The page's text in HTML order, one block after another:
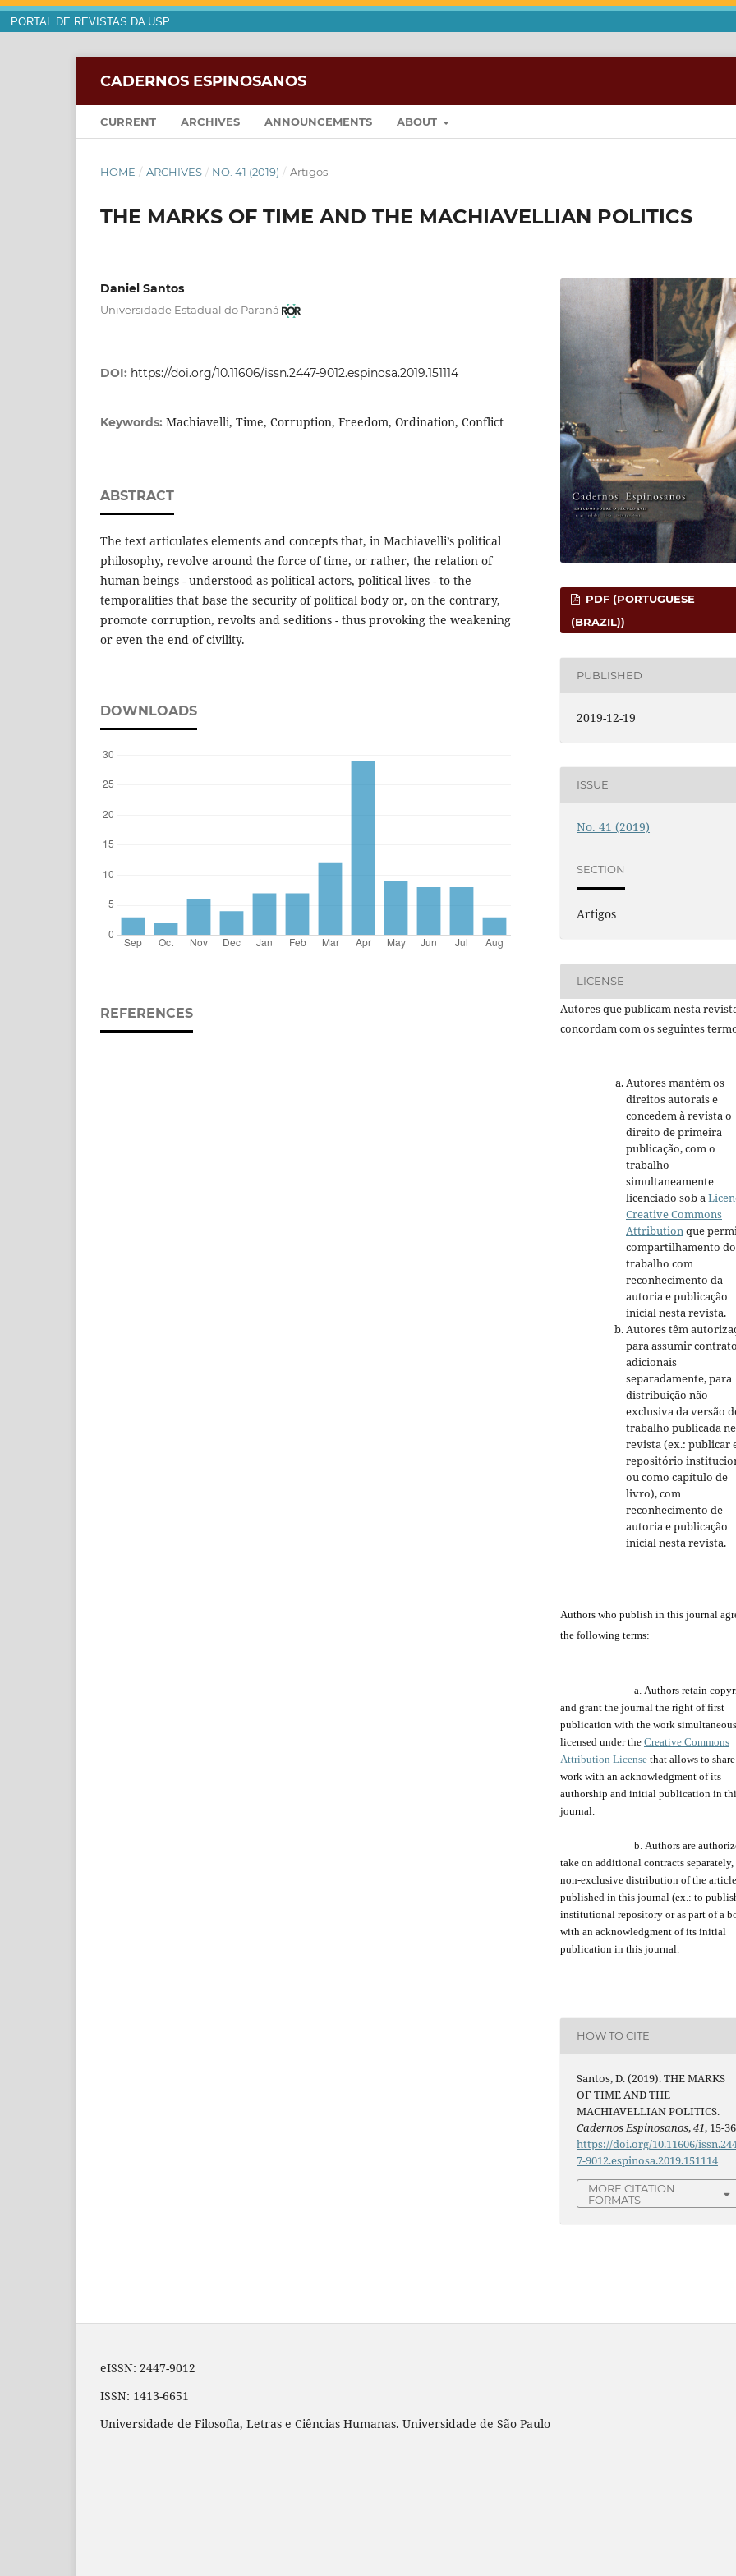
PORTAL DE REVISTAS DA USP
CADERNOS ESPINOSANOS
CURRENT ARCHIVES ANNOUNCEMENTS ABOUT
HOME / ARCHIVES / NO. 41 (2019) / Artigos
THE MARKS OF TIME AND THE MACHIAVELLIAN POLITICS
Daniel Santos
Universidade Estadual do Paraná
DOI: https://doi.org/10.11606/issn.2447-9012.espinosa.2019.151114
Keywords: Machiavelli, Time, Corruption, Freedom, Ordination, Conflict
ABSTRACT
The text articulates elements and concepts that, in Machiavelli’s political
philosophy, revolve around the force of time, or rather, the relation of
human beings - understood as political actors, political lives - to the
temporalities that base the security of political body or, on the contrary,
promote corruption, revolts and seditions - thus provoking the weakening
or even the end of civility.
DOWNLOADS
REFERENCES
PDF (PORTUGUESE
(BRAZIL))
PUBLISHED
2019-12-19
ISSUE
No. 41 (2019)
SECTION
Artigos
LICENSE
Autores que publicam nesta
concordam com os seguintes
Autores mantém os
direitos autorais e
concedem à revista o
direito de primeira
publicação, com o
trabalho
simultaneamente
licenciado sob a
Creative Commons
Attributionque
compartilhamento do
trabalho com
reconhecimento da
autoria e publicação
inicial nesta revista.
Autores têm
para assumir
adicionais
separadamente, para
distribuição não-
exclusiva da versão
trabalho publicada
revista (ex.: publicar
repositório
ou como capítulo de
livro), com
reconhecimento de
autoria e publicação
inicial nesta revista.
Authors who publish in this journal
the following terms:
a. Authors retain
and grant the journal the right of first
publication with the work
licensed under the Creative Commons
Attribution License that allows to
work with an acknowledgment of its
authorship and initial publication in
journal.
b. Authors are a
take on additional contracts separately,
non-exclusive distribution of the article
published in this journal (ex.: to
institutional repository or as part ofa
with an acknowledgment of its initial
publication in this journal.
HOW TO CITE
Santos, D. (2019). THE MARKS
OF TIME AND THE
MACHIAVELLIAN POLITICS.
Cadernos Espinosanos,41, 15-
https://doi.org/10.11606/
7-9012.espinosa.2019.151114
MORE CITATION
FORMATS
eISSN: 2447-9012
ISSN: 1413-6651
Universidade de Filosofia, Letras e Ciências Humanas. Universidade de São Paulo